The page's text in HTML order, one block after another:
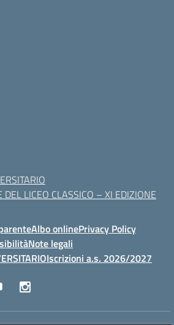
LICEO CLASSICO – XI EDIZIONE
Albo onlinePrivacy Policy
Note legali
Iscrizioni a.s. 2026/2027